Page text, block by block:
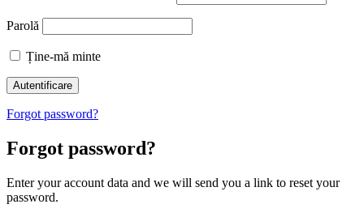
Parolă
Ține-mă minte
Forgot password?
Forgot password?
Enter your account data and we will send you a link to reset your
password.